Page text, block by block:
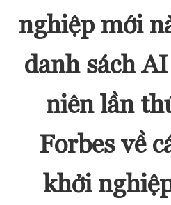
nghiệp mới
danh sách
niên lần
Forbes về
khởi